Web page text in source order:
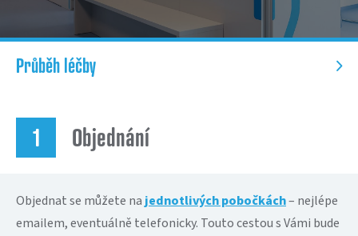
Průběh léčby
Objednání
Objednat se můžete najednotlivých pobočkách– nejlépe
emailem, eventuálně telefonicky. Touto cestou s Vámi bude